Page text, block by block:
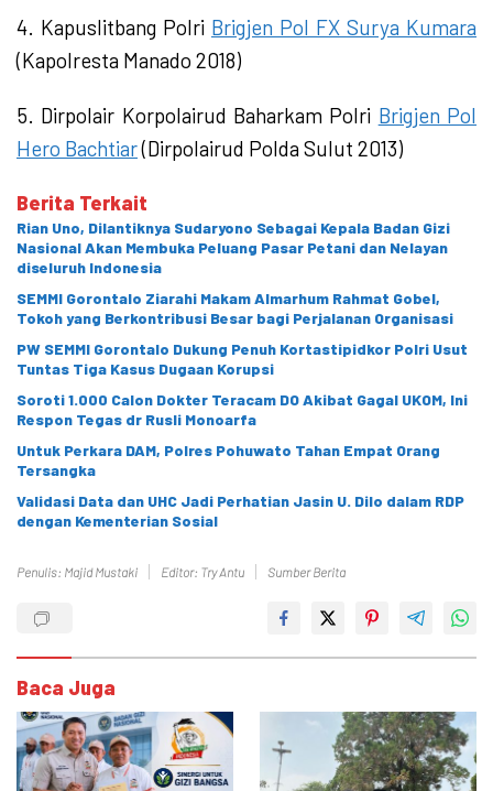
4. Kapuslitbang Polri Brigjen Pol FX Surya Kumara
(Kapolresta Manado 2018)
5. Dirpolair Korpolairud Baharkam Polri Brigjen Pol
Hero Bachtiar(Dirpolairud Polda Sulut 2013)
Berita Terkait
Rian Uno, Dilantiknya Sudaryono Sebagai Kepala Badan Gizi
Nasional Akan Membuka Peluang Pasar Petani dan Nelayan
diseluruh Indonesia
SEMMI Gorontalo Ziarahi Makam Almarhum Rahmat Gobel,
Tokoh yang Berkontribusi Besar bagi Perjalanan Organisasi
PW SEMMI Gorontalo Dukung Penuh Kortastipidkor Polri Usut
Tuntas Tiga Kasus Dugaan Korupsi
Soroti 1.000 Calon Dokter Teracam DO Akibat Gagal UKOM, Ini
Respon Tegas dr Rusli Monoarfa
Untuk Perkara DAM, Polres Pohuwato Tahan Empat Orang
Tersangka
Validasi Data dan UHC Jadi Perhatian Jasin U. Dilo dalam RDP
dengan Kementerian Sosial
Penulis: Majid Mustaki Editor: Try Antu Sumber Berita
Baca Juga